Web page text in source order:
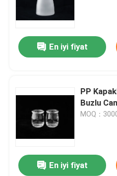
En iyi fiyat
PP
Buzlu
MOQ：
En iyi fiyat